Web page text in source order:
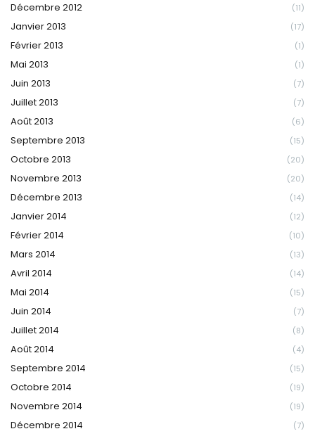
Décembre 2012 (11)
Janvier 2013 (17)
Février 2013 (1)
Mai 2013 (1)
Juin 2013 (7)
Juillet 2013 (7)
Août 2013 (6)
Septembre 2013 (15)
Octobre 2013 (20)
Novembre 2013 (20)
Décembre 2013 (14)
Janvier 2014 (12)
Février 2014 (10)
Mars 2014 (13)
Avril 2014 (14)
Mai 2014 (15)
Juin 2014 (7)
Juillet 2014 (8)
Août 2014 (4)
Septembre 2014 (15)
Octobre 2014 (19)
Novembre 2014 (19)
Décembre 2014 (7)